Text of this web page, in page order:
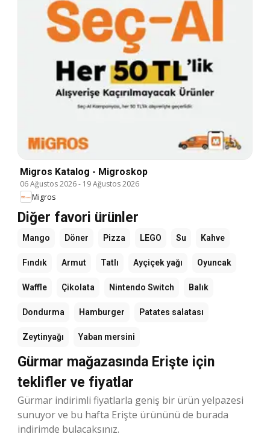
Migros Katalog - Migroskop
06 Ağustos 2026- 19 Ağustos 2026
Migros
Diğer favori ürünler
Mango Döner Pizza LEGO Su Kahve
Fındık Armut Tatlı Ayçiçek yağı Oyuncak
Waffle Çikolata Nintendo Switch Balık
Dondurma Hamburger Patates salatası
Zeytinyağı Yaban mersini
Gürmar mağazasında Erişte için
teklifler ve fiyatlar
Gürmar indirimli fiyatlarla geniş bir ürün yelpazesi
sunuyor ve bu hafta Erişte ürününü de burada
indirimde bulacaksınız.